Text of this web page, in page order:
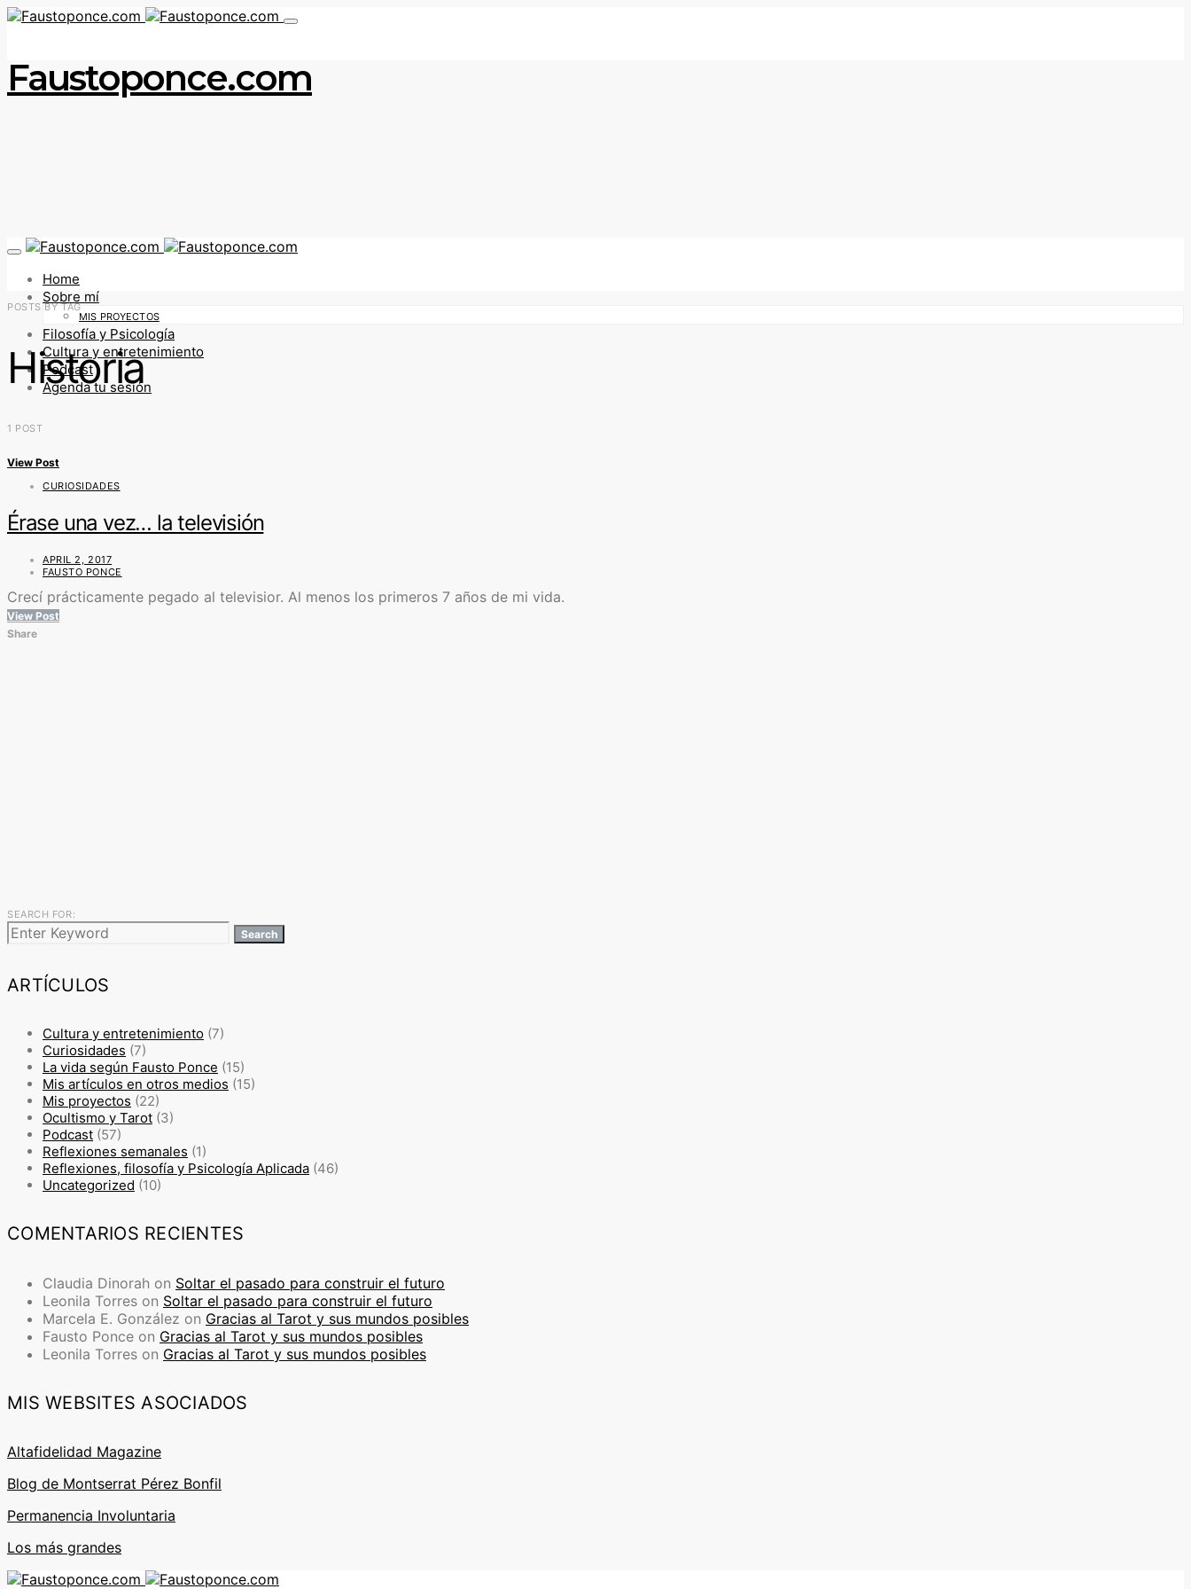
Faustoponce.com
Home
Sobre mí
MIS PROYECTOS
Filosofía y Psicología
Cultura y entretenimiento
Podcast
Agenda tu sesión
POSTS BY TAG
Historia
1 POST
View Post
CURIOSIDADES
Érase una vez… la televisión
APRIL 2, 2017
FAUSTO PONCE
Crecí prácticamente pegado al televisior. Al menos los primeros 7 años de mi vida.
View Post
Share
SEARCH FOR:
Search
ARTÍCULOS
Cultura y entretenimiento (7)
Curiosidades (7)
La vida según Fausto Ponce (15)
Mis artículos en otros medios (15)
Mis proyectos (22)
Ocultismo y Tarot (3)
Podcast (57)
Reflexiones semanales (1)
Reflexiones, filosofía y Psicología Aplicada (46)
Uncategorized (10)
COMENTARIOS RECIENTES
Claudia Dinorah on Soltar el pasado para construir el futuro
Leonila Torres on Soltar el pasado para construir el futuro
Marcela E. González on Gracias al Tarot y sus mundos posibles
Fausto Ponce on Gracias al Tarot y sus mundos posibles
Leonila Torres on Gracias al Tarot y sus mundos posibles
MIS WEBSITES ASOCIADOS
Altafidelidad Magazine
Blog de Montserrat Pérez Bonfil
Permanencia Involuntaria
Los más grandes